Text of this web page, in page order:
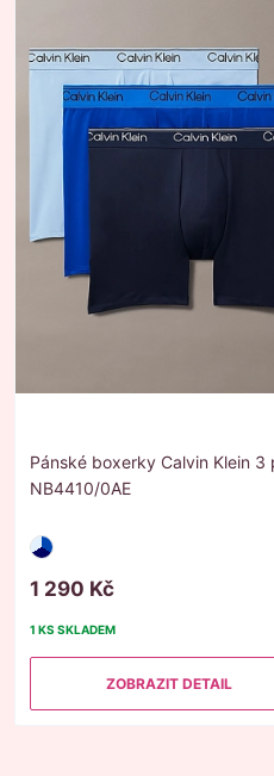
Pánské boxerky Calvin Klein 3
NB4410/0AE
1 290 Kč
1 KS SKLADEM
ZOBRAZIT DETAIL